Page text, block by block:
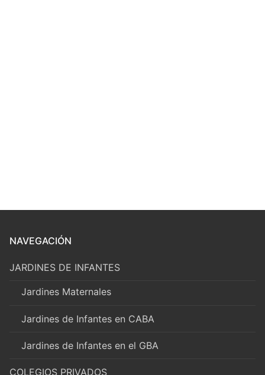
NAVEGACIÓN
JARDINES DE INFANTES
Jardines Maternales
Jardines de Infantes en CABA
Jardines de Infantes en el GBA
COLEGIOS PRIVADOS